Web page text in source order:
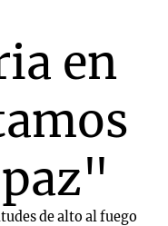
en
de alto al fuego